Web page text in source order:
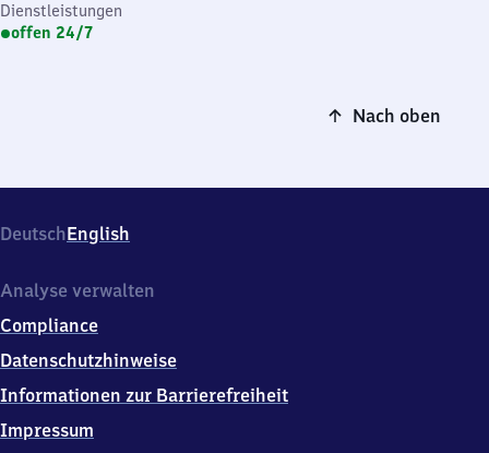
Dienstleistungen
offen 24/7
Nach oben
DeutschEnglish
Analyse verwalten
Compliance
Datenschutzhinweise
Informationen zur Barrierefreiheit
Impressum